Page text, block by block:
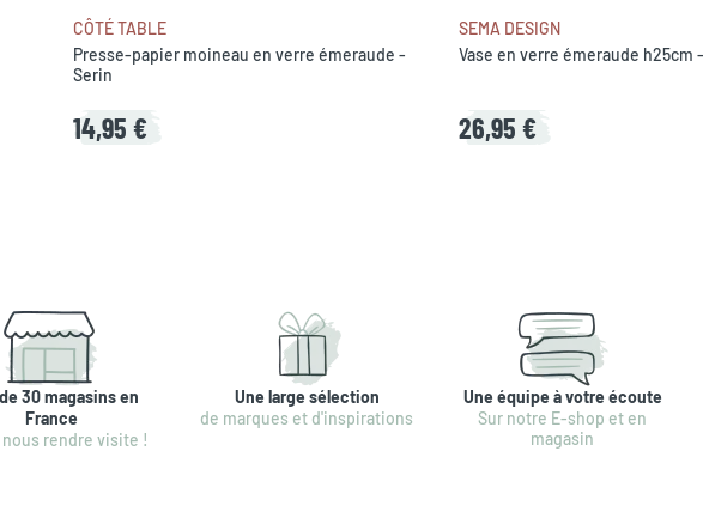
CÔTÉ TABLE
Presse-papier moineau en verre émeraude -
Serin
14,95 €
SEMA DESIGN
Vase en verre émeraude h25cm
26,95 €
30 magasins en
France
nous rendre visite !
Une large sélection
de marques et d'inspirations
Une équipe à votre écoute
Sur notre E-shop et en
magasin